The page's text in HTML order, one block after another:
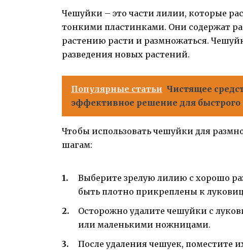
Чешуйки – это части лилии, которые
тонкими пластинками. Они содержат
растению расти и размножаться.
разведения новых растений.
Популярные статьи Чистящее
эффективное решение для
Чтобы использовать чешуйки для
шагам:
Выберите зрелую лилию с хорошо
быть плотно прикреплены к
Осторожно удалите чешуйки с
или маленькими ножницами.
После удаления чешуек, поместите